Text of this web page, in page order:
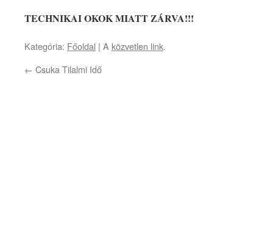
TECHNIKAI OKOK MIATT ZÁRVA!!!
Kategória: Főoldal | A közvetlen link.
← Csuka Tilalmi Idő